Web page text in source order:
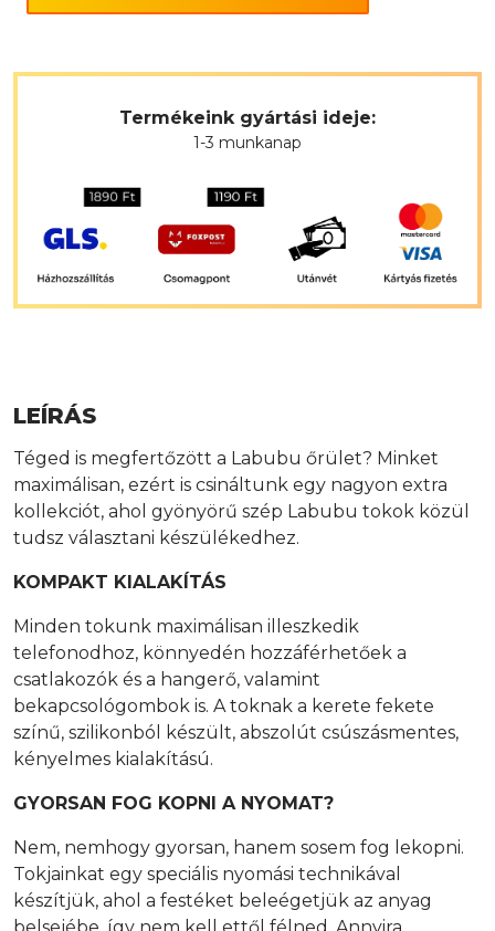
Termékeink gyártási ideje:
1-3 munkanap
LEÍRÁS
Téged is megfertőzött a Labubu őrület? Minket
maximálisan, ezért is csináltunk egy nagyon extra
kollekciót, ahol gyönyörű szép Labubu tokok közül
tudsz választani készülékedhez.
KOMPAKT KIALAKÍTÁS
Minden tokunk maximálisan illeszkedik
telefonodhoz, könnyedén hozzáférhetőek a
csatlakozók és a hangerő, valamint
bekapcsológombok is. A toknak a kerete fekete
színű, szilikonból készült, abszolút csúszásmentes,
kényelmes kialakítású.
GYORSAN FOG KOPNI A NYOMAT?
Nem, nemhogy gyorsan, hanem sosem fog lekopni.
Tokjainkat egy speciális nyomási technikával
készítjük, ahol a festéket beleégetjük az anyag